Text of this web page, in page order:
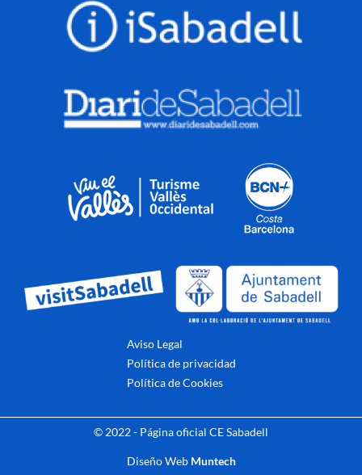
Aviso Legal
Política de privacidad
Política de Cookies
© 2022 - Página oficial CE Sabadell
Diseño Web Muntech